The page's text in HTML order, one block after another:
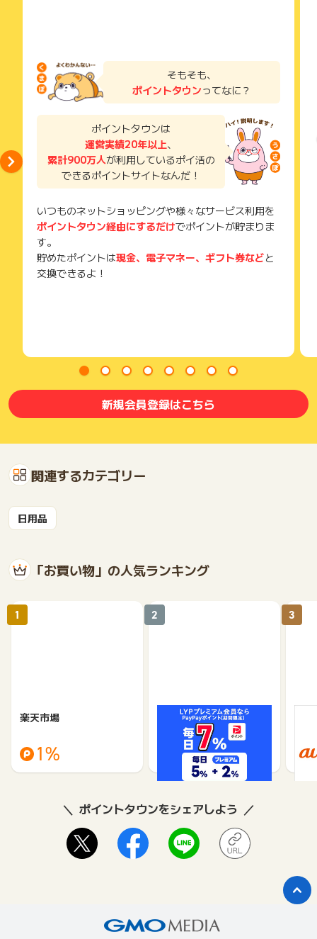
読みください。
お申し込みやお買い物後、利用したサイトから送られる購入完
獲得待ち・獲得失敗の状態でお問い合わせされる際に、該当の
メールを送っていただく場合がございます。
そのため、紛失・破棄された場合は対応いたしかねますので、
ご注意ください。
広告に遷移しない場合は掲載が終了となっておりポイントが獲
得できませんので、ご注意くださいませ。
そもそも、
ポイントタウンってなに？
ポイントタウンは
運営実績20年以上、
累計900万人が利用しているポイ活の
できるポイントサイトなんだ！
いつものネットショッピングや様々なサービス利用を
ポイントタウン経由にするだけでポイントが貯まりま
す。
貯めたポイントは現金、電子マネー、ギフト券などと
交換できるよ！
新規会員登録はこちら
関連するカテゴリー
日用品
「お買い物」の人気ランキング
楽天市場
1%
1
Yahoo!ショッピング
1%
2 3
ポイントタウンをシェアしよう